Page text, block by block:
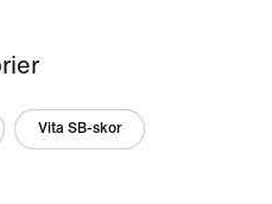
Vita SB-skor